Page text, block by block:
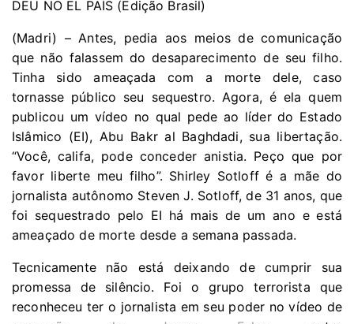
DEU NO EL PAÍS (Edição Brasil)
(Madri) – Antes, pedia aos meios de comunicação
que não falassem do desaparecimento de seu filho.
Tinha sido ameaçada com a morte dele, caso
tornasse público seu sequestro. Agora, é ela quem
publicou um vídeo no qual pede ao líder do Estado
Islâmico (EI), Abu Bakr al Baghdadi, sua libertação.
“Você, califa, pode conceder anistia. Peço que por
favor liberte meu filho”. Shirley Sotloff é a mãe do
jornalista autônomo Steven J. Sotloff, de 31 anos, que
foi sequestrado pelo EI há mais de um ano e está
ameaçado de morte desde a semana passada.
Tecnicamente não está deixando de cumprir sua
promessa de silêncio. Foi o grupo terrorista que
reconheceu ter o jornalista em seu poder no vídeo de